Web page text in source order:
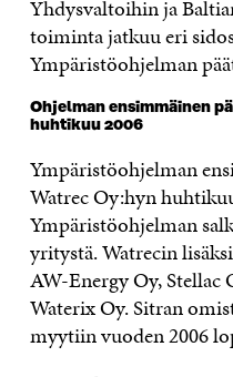
Yhdysvaltoihin ja
toiminta jatkuu eri
Ympäristöohjelman
Ohjelman ensimmäinen
huhtikuu 2006
Ympäristöohjelman
Watrec Oy:hyn
Ympäristöohjelman
yritystä. Watrecin
AW-Energy Oy, Stellac
Waterix Oy. Sitran
myytiin vuoden 2006